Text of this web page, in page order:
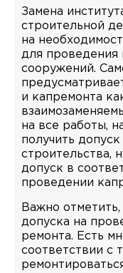
Замена
строительной
на
для проведения
сооружений.
и капремонта
на все работы,
получить
строительства,
допуск в
проведении
Важно отметить,
допуска на
ремонта. Есть
соответствии с